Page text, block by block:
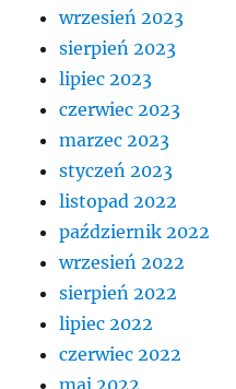
wrzesień 2023
sierpień 2023
lipiec 2023
czerwiec 2023
marzec 2023
styczeń 2023
listopad 2022
październik 2022
wrzesień 2022
sierpień 2022
lipiec 2022
czerwiec 2022